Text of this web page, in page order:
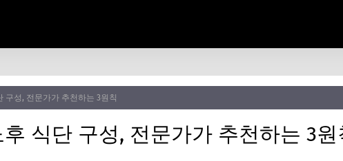
구성, 전문가가 추천하는 3원칙
식단 구성, 전문가가 추천하는 3원